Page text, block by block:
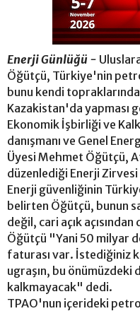
Enerji Günlüğü -
Öğütçü, Türkiye'nin
bunu kendi
Kazakistan'da yapması
Ekonomik İşbirliği ve
danışmanı ve Genel
Üyesi Mehmet Öğütçü,
düzenlediği Enerji
Enerji güvenliğinin
belirten Öğütçü, bunun
değil, cari açık
Öğütçü "Yani 50 milyar
faturası var. İstediğiniz
ugraşın, bu önümüzdeki
kalkmayacak" dedi.
TPAO'nun içerideki